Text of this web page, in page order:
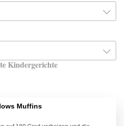
Kindergerichte
Muffins